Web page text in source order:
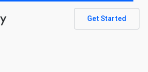
Get Started